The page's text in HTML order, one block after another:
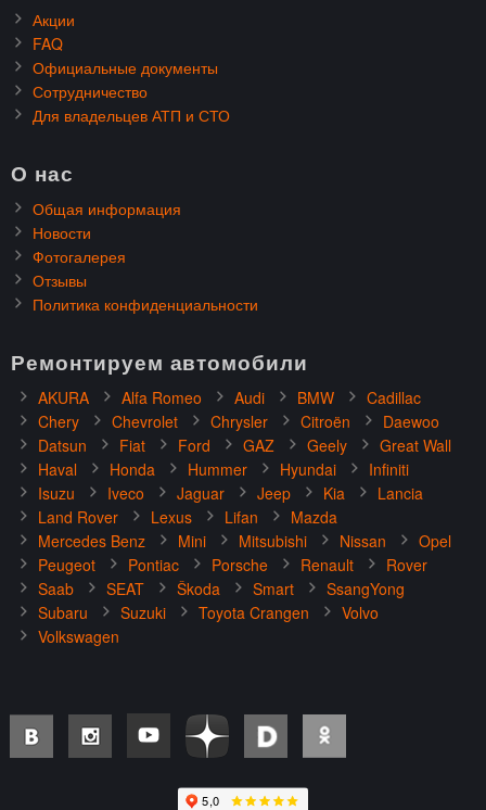
Акции
FAQ
Официальные документы
Сотрудничество
Для владельцев АТП и СТО
О нас
Общая информация
Новости
Фотогалерея
Отзывы
Политика конфиденциальности
Ремонтируем автомобили
AKURA Alfa Romeo Audi BMW
Cadillac
Chery
Chevrolet Chrysler Citroën
Daewoo
Datsun
Fiat Ford GAZ Geely
Great Wall
Haval
Honda Hummer Hyundai
Infiniti
Isuzu
Iveco Jaguar Jeep Kia
Lancia
Land Rover
Lexus Lifan
Mazda
Mercedes Benz
Mini Mitsubishi Nissan
Opel
Peugeot
Pontiac Porsche Renault
Rover
Saab
SEAT Škoda Smart
SsangYong
Subaru
Suzuki Toyota Crangen
Volvo
Volkswagen